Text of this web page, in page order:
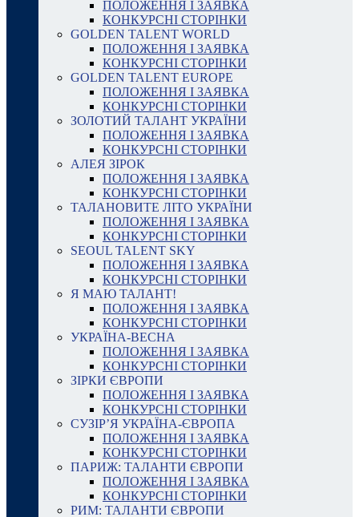
ПОЛОЖЕННЯ І ЗАЯВКА
КОНКУРСНІ СТОРІНКИ
GOLDEN TALENT WORLD
ПОЛОЖЕННЯ І ЗАЯВКА
КОНКУРСНІ СТОРІНКИ
GOLDEN TALENT EUROPE
ПОЛОЖЕННЯ І ЗАЯВКА
КОНКУРСНІ СТОРІНКИ
ЗОЛОТИЙ ТАЛАНТ УКРАЇНИ
ПОЛОЖЕННЯ І ЗАЯВКА
КОНКУРСНІ СТОРІНКИ
АЛЕЯ ЗІРОК
ПОЛОЖЕННЯ І ЗАЯВКА
КОНКУРСНІ СТОРІНКИ
ТАЛАНОВИТЕ ЛІТО УКРАЇНИ
ПОЛОЖЕННЯ І ЗАЯВКА
КОНКУРСНІ СТОРІНКИ
SEOUL TALENT SKY
ПОЛОЖЕННЯ І ЗАЯВКА
КОНКУРСНІ СТОРІНКИ
Я МАЮ ТАЛАНТ!
ПОЛОЖЕННЯ І ЗАЯВКА
КОНКУРСНІ СТОРІНКИ
УКРАЇНА-ВЕСНА
ПОЛОЖЕННЯ І ЗАЯВКА
КОНКУРСНІ СТОРІНКИ
ЗІРКИ ЄВРОПИ
ПОЛОЖЕННЯ І ЗАЯВКА
КОНКУРСНІ СТОРІНКИ
СУЗІР’Я УКРАЇНА-ЄВРОПА
ПОЛОЖЕННЯ І ЗАЯВКА
КОНКУРСНІ СТОРІНКИ
ПАРИЖ: ТАЛАНТИ ЄВРОПИ
ПОЛОЖЕННЯ І ЗАЯВКА
КОНКУРСНІ СТОРІНКИ
РИМ: ТАЛАНТИ ЄВРОПИ